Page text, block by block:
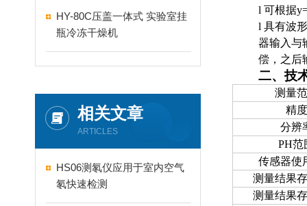
HY-80C压盖一体式 实验室挂
瓶冷冻干燥机
相关文章
ARTICLES
HS06测氡仪应用于室内空气
氡快速检测
l 可根据
l 具有波
器输入与
偿，之后
二、技
测量
精度
分辨
PH范
传感器使
测量结果
测量结果